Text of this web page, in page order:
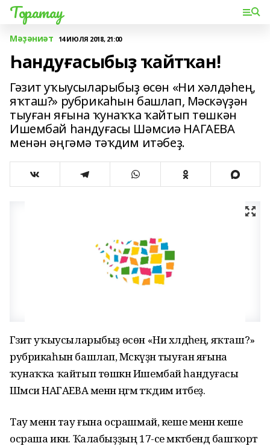
Торатау
Мәҙәниәт 14 ИЮЛЯ 2018, 21:00
Һандуғасыбыҙ ҡайтҡан!
Гәзит уҡыусыларыбыҙ өсөн «Ни хәлдәһең,
яҡташ?» рубрикаһын башлап, Мәскәүҙән
тыуған яғына ҡунаҡҡа ҡайтып төшкән
Ишембай һандуғасы Шәмсиә НАГАЕВА
менән әңгәмә тәҡдим итәбеҙ.
Гәзит уҡыусыларыбыҙ өсөн «Ни хәлдәһең, яҡташ?»
рубрикаһын башлап, Мәскәүҙән тыуған яғына
ҡунаҡҡа ҡайтып төшкән Ишембай һандуғасы
Шәмсиә НАГАЕВА менән әңгәмә тәҡдим итәбеҙ.
Тау менән тау ғына осрашмай, кеше менән кеше
осраша икән. Ҡалабыҙҙың 17-се мәктәбендә башҡорт